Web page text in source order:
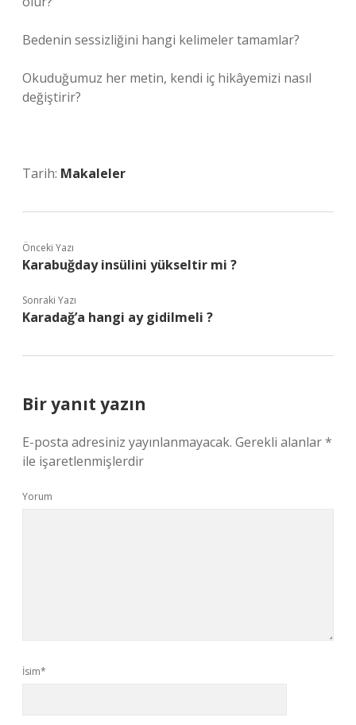
Bedenin sessizliğini hangi kelimeler tamamlar?
Okuduğumuz her metin, kendi iç hikâyemizi nasıl
değiştirir?
Tarih: Makaleler
Önceki Yazı
Karabuğday insülini yükseltir mi ?
Sonraki Yazı
Karadağ’a hangi ay gidilmeli ?
Bir yanıt yazın
E-posta adresiniz yayınlanmayacak. Gerekli alanlar*
ile işaretlenmişlerdir
Yorum
İsim*